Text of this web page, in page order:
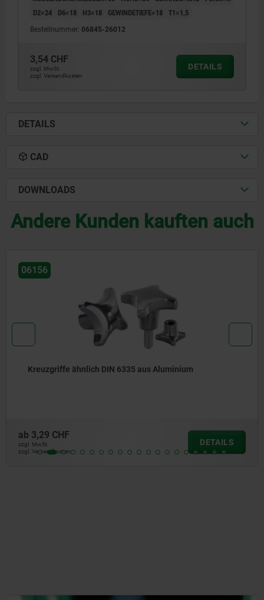
D2=24
D6=18 H3=18 GEWINDETIEFE=18 T1=1,5
Bestellnummer: 06845-26012
3,54 CHF
zzgl. MwSt.
zzgl. Versandkosten
DETAILS
DETAILS
CAD
DOWNLOADS
Andere Kunden kauften auch
06855
Viersterngriffe flach
ab2,64 CHF
zzgl. MwSt.
zzgl. Versandkosten
DETAILS